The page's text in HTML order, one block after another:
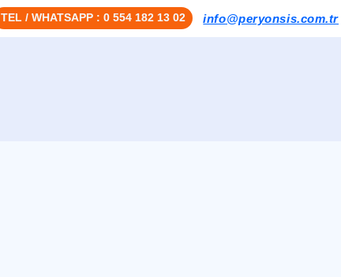
TEL / WHATSAPP : 0 554 182 13 02 info@peryonsis.com.tr